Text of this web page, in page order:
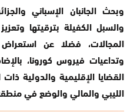
وبحث الجانبان الإسباني
والسبل الكفيلة بترقيتها
المجالات، فضلا عن
وتداعيات فيروس كورونا،
القضايا الإقليمية والدولية
الليبي والمالي والوضع في